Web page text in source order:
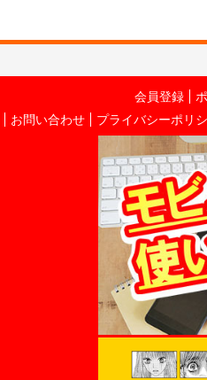
会員登録
お問い合わせ プライバシーポリ